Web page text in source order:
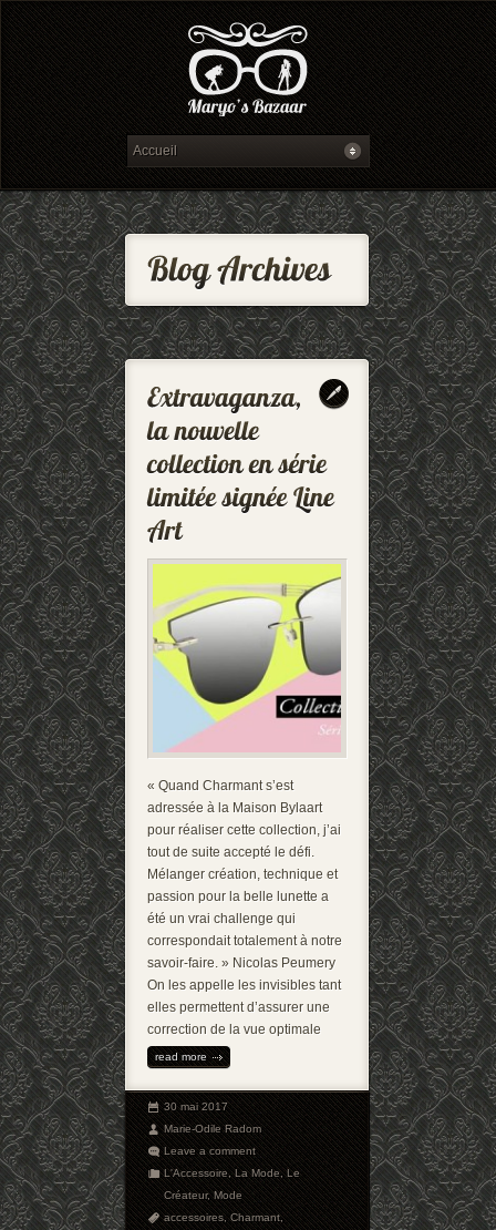
« Quand Charmant s’est
adressée à la Maison Bylaart
pour réaliser cette collection, j’ai
tout de suite accepté le défi.
Mélanger création, technique et
passion pour la belle lunette a
été un vrai challenge qui
correspondait totalement à notre
savoir-faire. » Nicolas Peumery
On les appelle les invisibles tant
elles permettent d’assurer une
correction de la vue optimale
read more
30 mai 2017
Marie-Odile Radom
Leave a comment
L'Accessoire,La Mode,Le
Créateur,Mode
accessoires,Charmant,